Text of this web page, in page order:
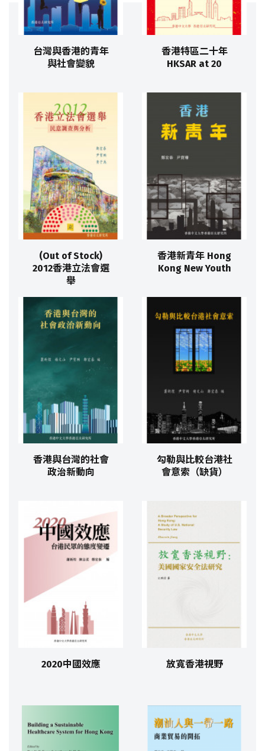
台灣與香港的青年
與社會變貌
香港特區二十年
HKSAR at 20
(Out of Stock)
2012香港立法會選
舉
香港新青年 Hong
Kong New Youth
香港與台灣的社會
政治新動向
勾勒與比較台港社
會意索（缺貨）
2020中國效應 放寬香港視野